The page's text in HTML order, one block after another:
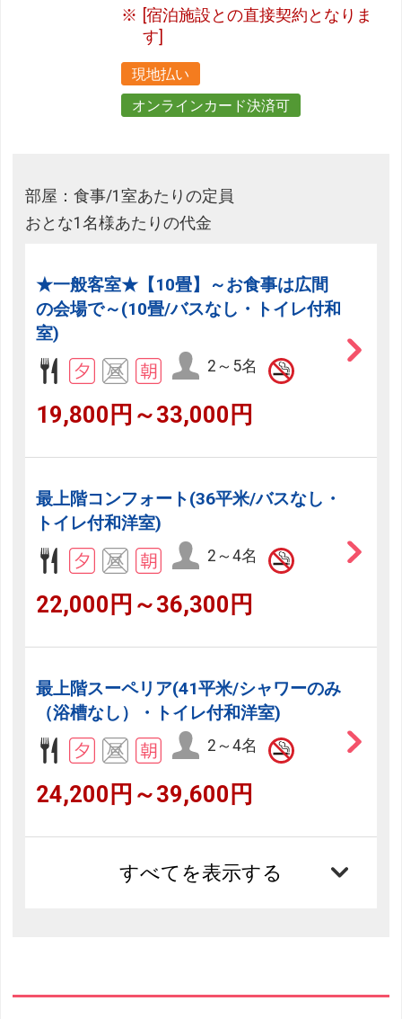
[宿泊施設との直接契約となりま
す]
現地払い
オンラインカード決済可
部屋：食事/1室あたりの定員
おとな1名様あたりの代金
★一般客室★【10畳】～お食事は広間
の会場で～(10畳/バスなし・トイレ付和
室)
2～5名
19,800円～33,000円
最上階コンフォート(36平米/バスなし・
トイレ付和洋室)
2～4名
22,000円～36,300円
最上階スーペリア(41平米/シャワーのみ
（浴槽なし）・トイレ付和洋室)
2～4名
24,200円～39,600円
すべてを表示する